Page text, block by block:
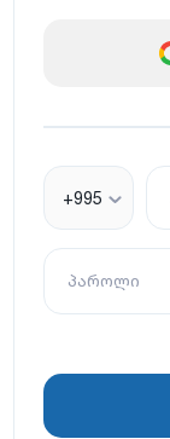
+995
პაროლი